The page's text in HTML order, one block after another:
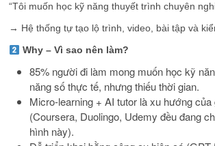
“Tôi muốn học kỹ năng thuyết trình chuyên
→ Hệ thống tự tạo lộ trình, video, bài tập và
Why – Vì sao nên làm?
85% người đi làm mong muốn học kỹ
năng số thực tế, nhưng thiếu thời gian.
Micro-learning + AI tutor là xu hướng của
(Coursera, Duolingo, Udemy đều đang
hình này).